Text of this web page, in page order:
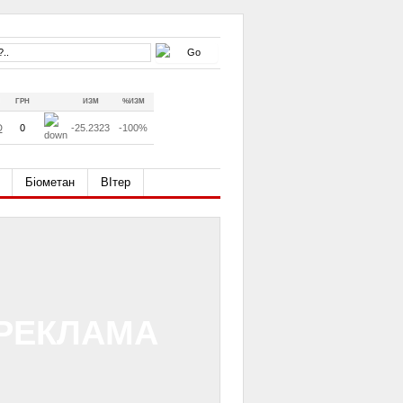
ГРН ИЗМ %ИЗМ
0 -25.2323 -100%
Біометан ВІтер